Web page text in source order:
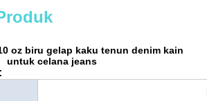
oz biru gelap kaku tenun denim kain
untuk celana jeans